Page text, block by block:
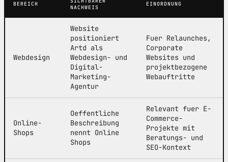
BEREICH
NACHWEIS
EINORDNUNG
Webdesign
Website
positioniert
Artd als
Webdesign- und
Digital-
Marketing-
Agentur
Fuer Relaunches,
Corporate
Websites und
projektbezogene
Webauftritte
Online-
Shops
Oeffentliche
Beschreibung
nennt Online
Shops
Relevant fuer E-
Commerce-
Projekte mit
Beratungs- und
SEO-Kontext